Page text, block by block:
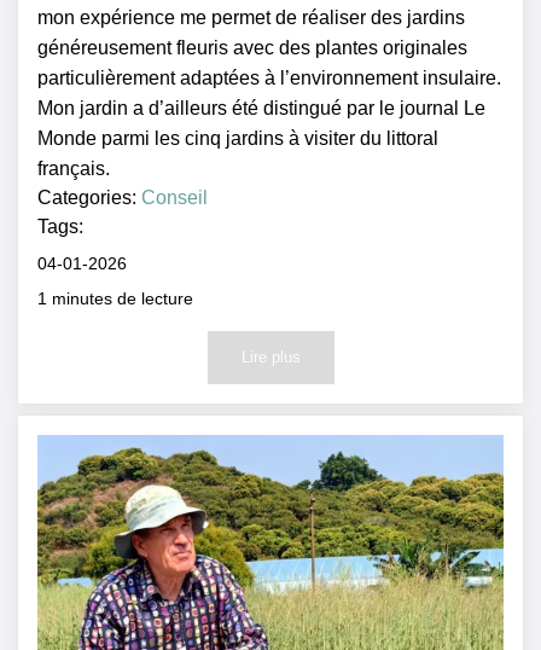
mon expérience me permet de réaliser des jardins
généreusement fleuris avec des plantes originales
particulièrement adaptées à l’environnement insulaire.
Mon jardin a d’ailleurs été distingué par le journal Le
Monde parmi les cinq jardins à visiter du littoral
français.
Categories:Conseil
Tags:
04-01-2026
1 minutes de lecture
Lire plus